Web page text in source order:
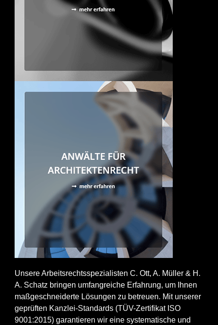
Unsere Arbeitsrechtsspezialisten C. Ott, A. Müller & H.
A. Schatz bringen umfangreiche Erfahrung, um Ihnen
maßgeschneiderte Lösungen zu betreuen. Mit unserer
geprüften Kanzlei-Standards (TÜV-Zertifikat ISO
9001:2015) garantieren wir eine systematische und